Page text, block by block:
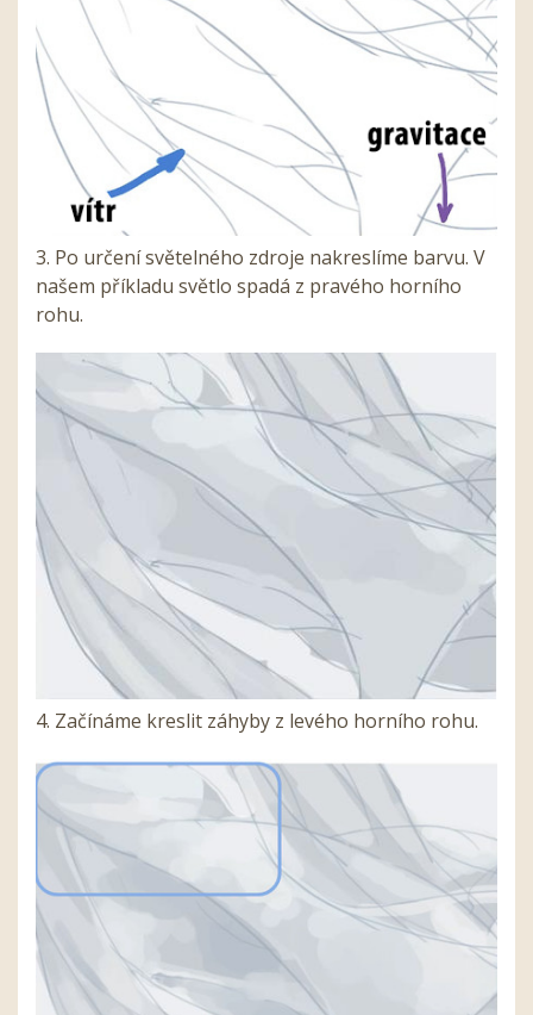
3. Po určení světelného zdroje nakreslíme barvu. V
našem příkladu světlo spadá z pravého horního
rohu.
4. Začínáme kreslit záhyby z levého horního rohu.